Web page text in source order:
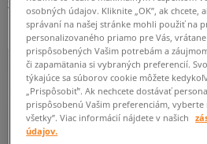
33 € 19 €
20,70
osobných údajov. Kliknite „OK”, ak chcete,
správaní na našej stránke mohli použiť na
personalizovaného priamo pre Vás,
prispôsobených Vašim potrebám a
či zapamätania si vybraných preferencií.
týkajúce sa súborov cookie môžete
„Prispôsobiť”. Ak nechcete dostávať
prispôsobenú Vašim preferenciám,
všetky”. Viac informácií nájdete v našich
údajov.